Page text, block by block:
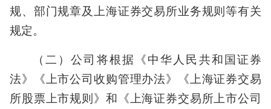
规、部门规章及上海证券交易所业务规则等有关
规定。
（二）公司将根据《中华人民共和国证券
法》《上市公司收购管理办法》《上海证券交易
所股票上市规则》和《上海证券交易所上市公司